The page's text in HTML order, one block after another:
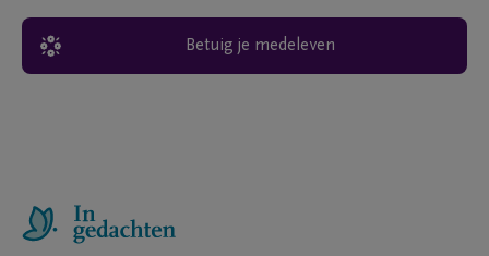
Betuig je medeleven